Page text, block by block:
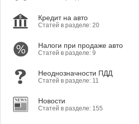
Кредит на авто
Статей в разделе: 20
Налоги при продаже авто
Статей в разделе: 9
Неоднозначности ПДД
Статей в разделе: 11
Новости
Статей в разделе: 155